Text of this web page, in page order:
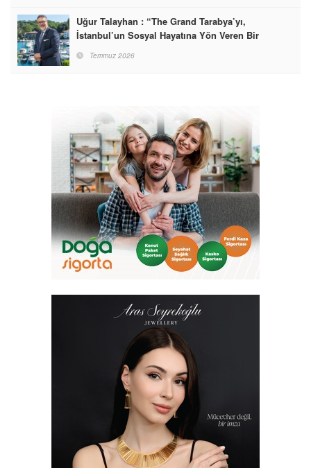
Uğur Talayhan : “The Grand Tarabya’yı,
İstanbul’un Sosyal Hayatına Yön Veren Bir
Destinasyon Haline Getirmeyi Hedefliyorum”
Temmuz 2026